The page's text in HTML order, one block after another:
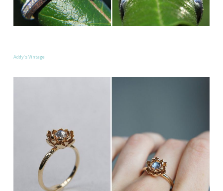
Addy’s Vintage